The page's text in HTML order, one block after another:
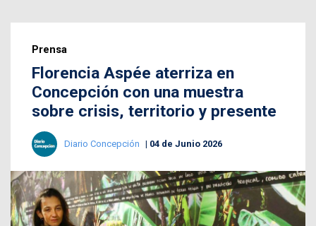
Prensa
Florencia Aspée aterriza en
Concepción con una muestra
sobre crisis, territorio y presente
Diario Concepción 04 de Junio 2026